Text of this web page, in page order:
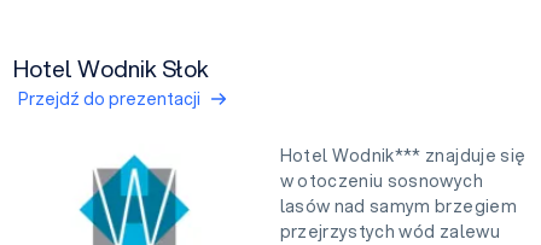
Hotel Wodnik Słok
Przejdź do prezentacji
Hotel Wodnik*** znajduje się
w otoczeniu sosnowych
lasów nad samym brzegiem
przejrzystych wód zalewu